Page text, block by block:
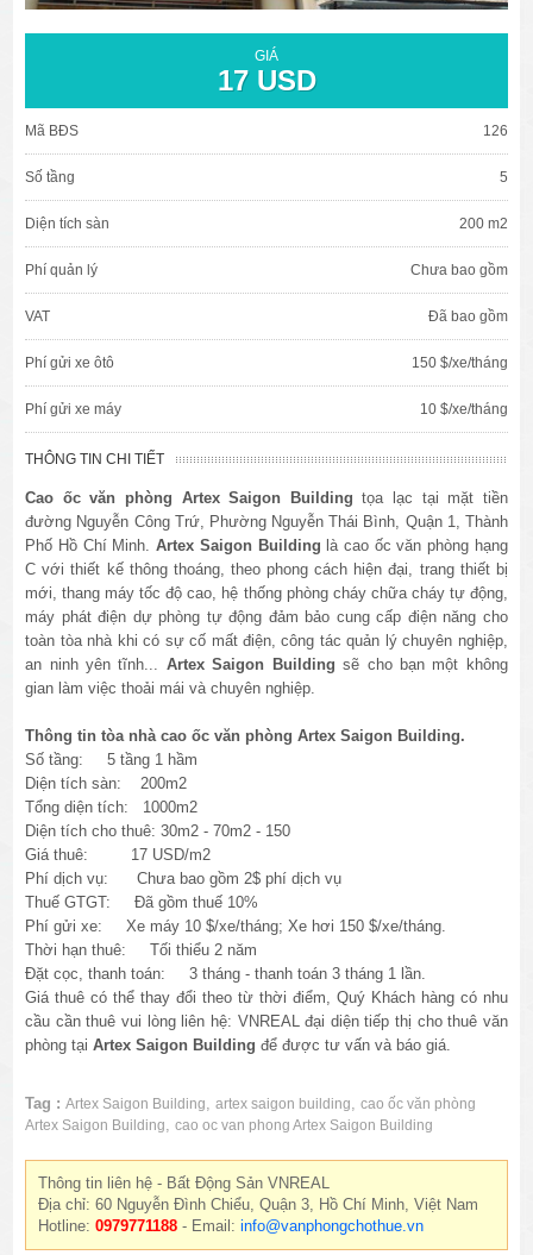
GIÁ
17 USD
Mã BĐS 126
Số tầng 5
Diện tích sàn 200 m2
Phí quản lý Chưa bao gồm
VAT Đã bao gồm
Phí gửi xe ôtô 150 $/xe/tháng
Phí gửi xe máy 10 $/xe/tháng
THÔNG TIN CHI TIẾT
Cao ốc văn phòng Artex Saigon Building tọa lạc tại mặt tiền
đường Nguyễn Công Trứ, Phường Nguyễn Thái Bình, Quận 1, Thành
Phố Hồ Chí Minh.Artex Saigon Building là cao ốc văn phòng hạng
C với thiết kế thông thoáng, theo phong cách hiện đại, trang thiết bị
mới, thang máy tốc độ cao, hệ thống phòng cháy chữa cháy tự động,
máy phát điện dự phòng tự động đảm bảo cung cấp điện năng cho
toàn tòa nhà khi có sự cố mất điện, công tác quản lý chuyên nghiệp,
an ninh yên tĩnh... Artex Saigon Building sẽ cho bạn một không
gian làm việc thoải mái và chuyên nghiệp.
Thông tin tòa nhà cao ốc văn phòng Artex Saigon Building.
Số tầng: 5 tầng 1 hầm
Diện tích sàn: 200m2
Tổng diện tích: 1000m2
Diện tích cho thuê: 30m2 - 70m2 - 150
Giá thuê: 17 USD/m2
Phí dịch vụ: Chưa bao gồm 2$ phí dịch vụ
Thuế GTGT: Đã gồm thuế 10%
Phí gửi xe: Xe máy 10 $/xe/tháng; Xe hơi 150 $/xe/tháng.
Thời hạn thuê: Tối thiểu 2 năm
Đặt cọc, thanh toán: 3 tháng - thanh toán 3 tháng 1 lần.
Giá thuê có thể thay đổi theo từ thời điểm, Quý Khách hàng có nhu
cầu cần thuê vui lòng liên hệ: VNREAL đại diện tiếp thị cho thuê văn
phòng tạiArtex Saigon Building để được tư vấn và báo giá.
Tag : Artex Saigon Building,artex saigon building,cao ốc văn phòng
Artex Saigon Building,cao oc van phong Artex Saigon Building
Thông tin liên hệ - Bất Động Sản VNREAL
Địa chỉ: 60 Nguyễn Đình Chiểu, Quận 3, Hồ Chí Minh, Việt Nam
Hotline:0979771188 - Email:info@vanphongchothue.vn